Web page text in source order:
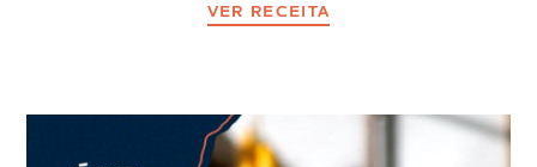
VER RECEITA